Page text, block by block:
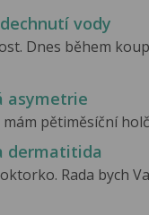
vody
Dnes během
asymetrie
mám pětiměsíční
dermatitida
Rada bych